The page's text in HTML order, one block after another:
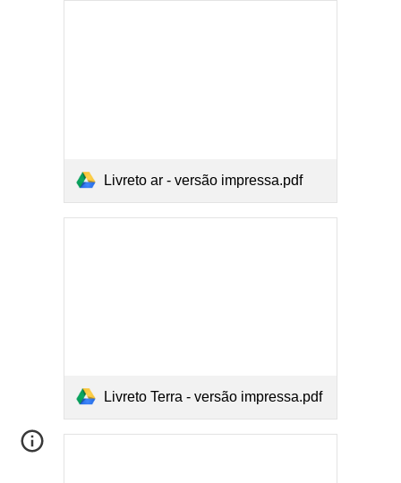
Livreto ar - versão impressa.pdf
Livreto Terra - versão impressa.pdf